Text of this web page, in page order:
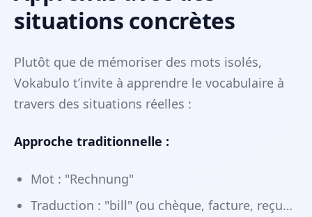
situations concrètes
Plutôt que de mémoriser des mots isolés,
Vokabulo t’invite à apprendre le vocabulaire à
travers des situations réelles :
Approche traditionnelle :
Mot : "Rechnung"
Traduction : "bill" (ou chèque, facture, reçu…